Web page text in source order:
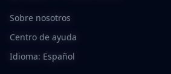
Sobre nosotros
Centro de ayuda
Idioma: Español